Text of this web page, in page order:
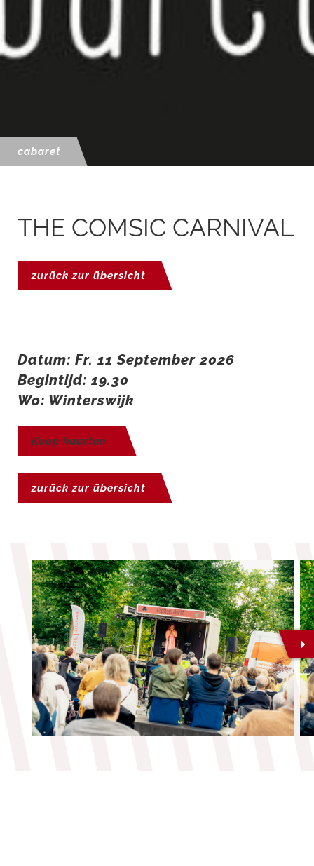
cabaret
THE COMSIC CARNIVAL
zurück zur übersicht
Datum: Fr. 11 September 2026
Begintijd: 19.30
Wo: Winterswijk
Koop kaarten
zurück zur übersicht